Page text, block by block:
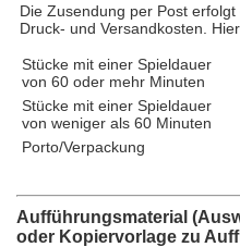
Die Zusendung per Post
Druck- und Versandkosten.
Stücke mit einer Spieldauer
von 60 oder mehr Minuten
Stücke mit einer Spieldauer
von weniger als 60 Minuten
Porto/Verpackung
Aufführungsmaterial
oder Kopiervorlage zu